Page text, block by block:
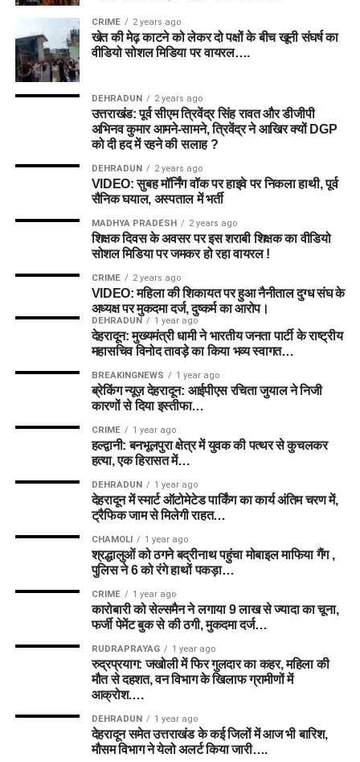
CRIME 2 years ago
खेत की मेढ़ काटने को लेकर दो पक्षों के बीच खूनी संघर्ष का
वीडियो सोशल मिडिया पर वायरल….
DEHRADUN 2 years ago
उत्तराखंड: पूर्व सीएम त्रिवेंद्र सिंह रावत और डीजीपी
अभिनव कुमार आमने-सामने, त्रिवेंद्र ने आखिर क्यों DGP
को दी हद में रहने की सलाह ?
DEHRADUN 2 years ago
VIDEO: सुबह मॉर्निंग वॉक पर हाइवे पर निकला हाथी, पूर्व
सैनिक घयाल, अस्पताल में भर्ती
MADHYA PRADESH 2 years ago
शिक्षक दिवस के अवसर पर इस शराबी शिक्षक का वीडियो
सोशल मिडिया पर जमकर हो रहा वायरल !
CRIME 2 years ago
VIDEO: महिला की शिकायत पर हुआ नैनीताल दुग्ध संघ के
अध्यक्ष पर मुकदमा दर्ज, दुष्कर्म का आरोप।
DEHRADUN 1 year ago
देहरादून: मुख्यमंत्री धामी ने भारतीय जनता पार्टी के राष्ट्रीय
महासचिव विनोद तावड़े का किया भव्य स्वागत…
BREAKINGNEWS 1 year ago
ब्रेकिंग न्यूज़ देहरादून: आईपीएस रचिता जुयाल ने निजी
कारणों से दिया इस्तीफा…
CRIME 1 year ago
हल्द्वानी: बनभूलपुरा क्षेत्र में युवक की पत्थर से कुचलकर
हत्या, एक हिरासत में…
DEHRADUN 1 year ago
देहरादून में स्मार्ट ऑटोमेटेड पार्किंग का कार्य अंतिम चरण में,
ट्रैफिक जाम से मिलेगी राहत…
CHAMOLI 1 year ago
श्रद्धालुओं को ठगने बद्रीनाथ पहुंचा मोबाइल माफिया गैंग ,
पुलिस ने 6 को रंगे हाथों पकड़ा…
CRIME 1 year ago
कारोबारी को सेल्समैन ने लगाया 9 लाख से ज्यादा का चूना,
फर्जी पेमेंट बुक से की ठगी, मुकदमा दर्ज…
RUDRAPRAYAG 1 year ago
रुद्रप्रयाग: जखोली में फिर गुलदार का कहर, महिला की
मौत से दहशत, वन विभाग के खिलाफ ग्रामीणों में
आक्रोश….
DEHRADUN 1 year ago
देहरादून समेत उत्तराखंड के कई जिलों में आज भी बारिश,
मौसम विभाग ने येलो अलर्ट किया जारी….